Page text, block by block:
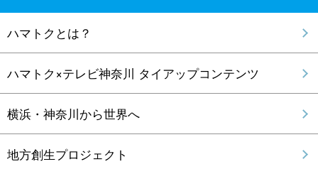
ハマトクとは？
ハマトク×テレビ神奈川 タイアップコンテンツ
横浜・神奈川から世界へ
地方創生プロジェクト